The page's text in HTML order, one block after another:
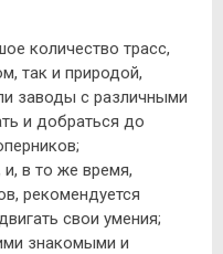
количество трасс,
так и природой,
заводы с различными
и добраться до
в то же время,
рекомендуется
свои умения;
знакомыми и